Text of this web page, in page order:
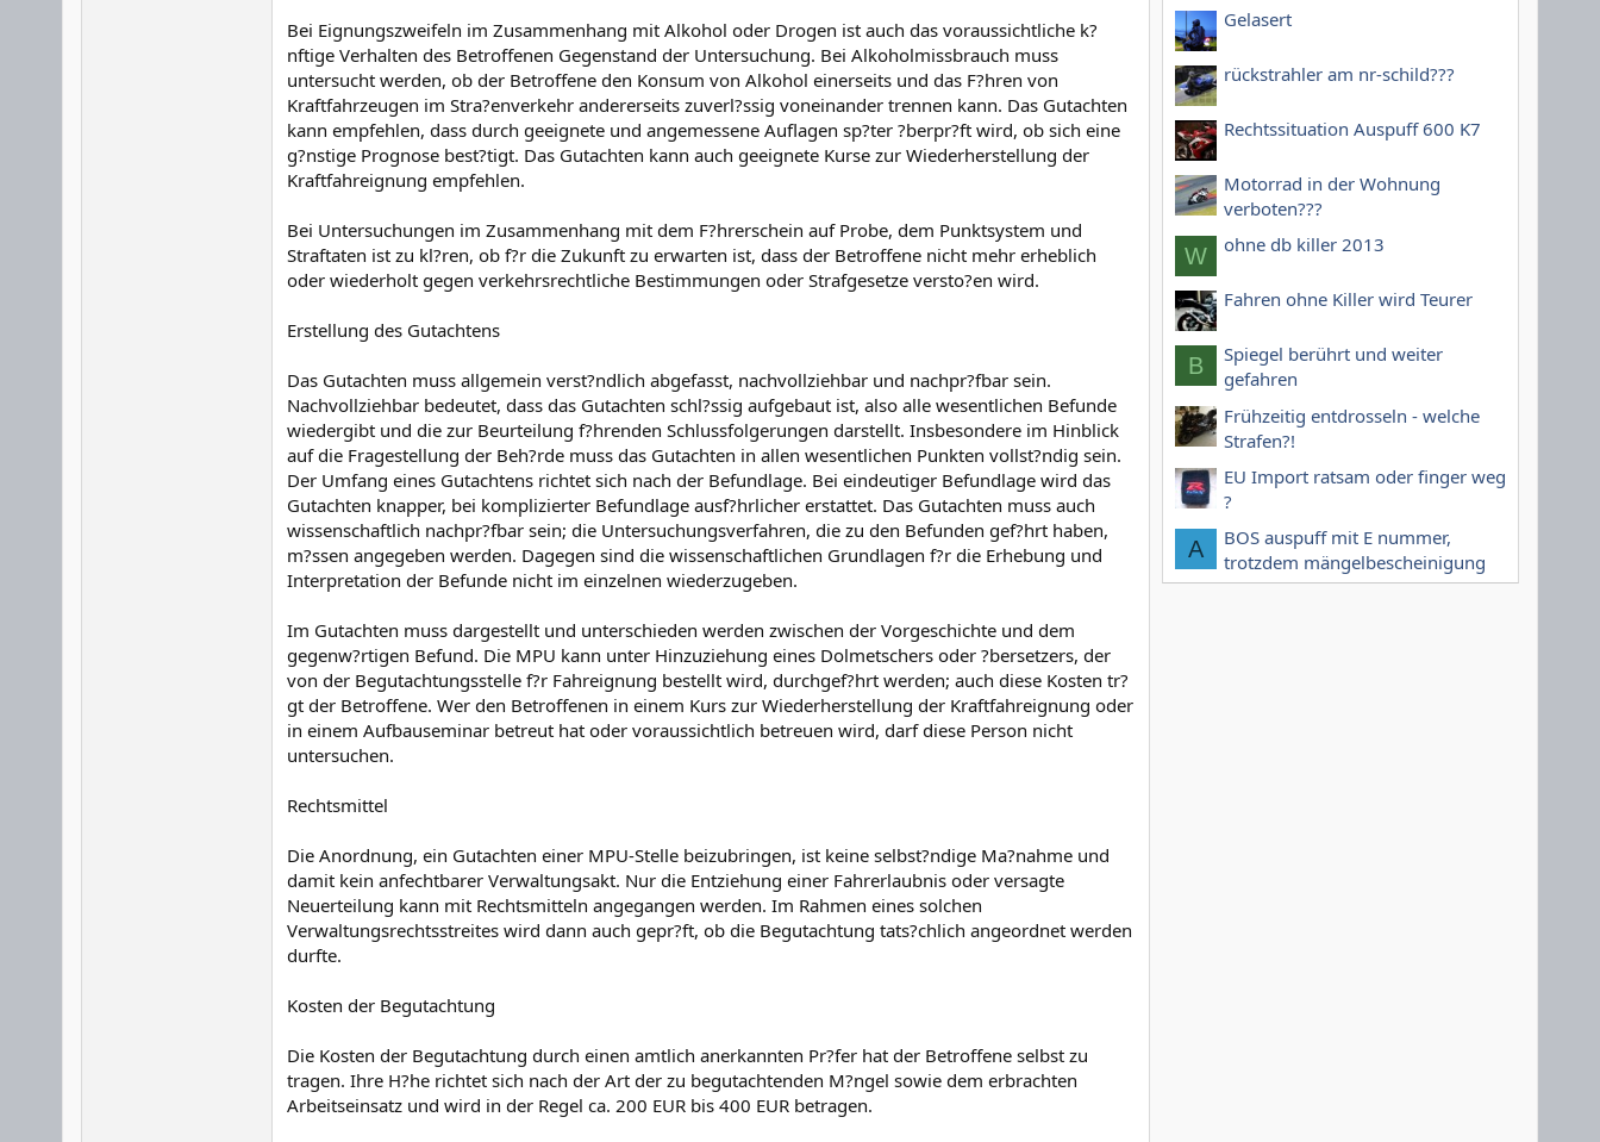
Bei Eignungszweifeln im Zusammenhang mit Alkohol oder Drogen ist auch das voraussichtliche k?
nftige Verhalten des Betroffenen Gegenstand der Untersuchung. Bei Alkoholmissbrauch muss
untersucht werden, ob der Betroffene den Konsum von Alkohol einerseits und das F?hren von
Kraftfahrzeugen im Stra?enverkehr andererseits zuverl?ssig voneinander trennen kann. Das Gutachten
kann empfehlen, dass durch geeignete und angemessene Auflagen sp?ter ?berpr?ft wird, ob sich eine
g?nstige Prognose best?tigt. Das Gutachten kann auch geeignete Kurse zur Wiederherstellung der
Kraftfahreignung empfehlen.
Bei Untersuchungen im Zusammenhang mit dem F?hrerschein auf Probe, dem Punktsystem und
Straftaten ist zu kl?ren, ob f?r die Zukunft zu erwarten ist, dass der Betroffene nicht mehr erheblich
oder wiederholt gegen verkehrsrechtliche Bestimmungen oder Strafgesetze versto?en wird.
Erstellung des Gutachtens
Das Gutachten muss allgemein verst?ndlich abgefasst, nachvollziehbar und nachpr?fbar sein.
Nachvollziehbar bedeutet, dass das Gutachten schl?ssig aufgebaut ist, also alle wesentlichen Befunde
wiedergibt und die zur Beurteilung f?hrenden Schlussfolgerungen darstellt. Insbesondere im Hinblick
auf die Fragestellung der Beh?rde muss das Gutachten in allen wesentlichen Punkten vollst?ndig sein.
Der Umfang eines Gutachtens richtet sich nach der Befundlage. Bei eindeutiger Befundlage wird das
Gutachten knapper, bei komplizierter Befundlage ausf?hrlicher erstattet. Das Gutachten muss auch
wissenschaftlich nachpr?fbar sein; die Untersuchungsverfahren, die zu den Befunden gef?hrt haben,
m?ssen angegeben werden. Dagegen sind die wissenschaftlichen Grundlagen f?r die Erhebung und
Interpretation der Befunde nicht im einzelnen wiederzugeben.
Im Gutachten muss dargestellt und unterschieden werden zwischen der Vorgeschichte und dem
gegenw?rtigen Befund. Die MPU kann unter Hinzuziehung eines Dolmetschers oder ?bersetzers, der
von der Begutachtungsstelle f?r Fahreignung bestellt wird, durchgef?hrt werden; auch diese Kosten tr?
gt der Betroffene. Wer den Betroffenen in einem Kurs zur Wiederherstellung der Kraftfahreignung oder
in einem Aufbauseminar betreut hat oder voraussichtlich betreuen wird, darf diese Person nicht
untersuchen.
Rechtsmittel
Die Anordnung, ein Gutachten einer MPU-Stelle beizubringen, ist keine selbst?ndige Ma?nahme und
damit kein anfechtbarer Verwaltungsakt. Nur die Entziehung einer Fahrerlaubnis oder versagte
Neuerteilung kann mit Rechtsmitteln angegangen werden. Im Rahmen eines solchen
Verwaltungsrechtsstreites wird dann auch gepr?ft, ob die Begutachtung tats?chlich angeordnet werden
durfte.
Kosten der Begutachtung
Die Kosten der Begutachtung durch einen amtlich anerkannten Pr?fer hat der Betroffene selbst zu
tragen. Ihre H?he richtet sich nach der Art der zu begutachtenden M?ngel sowie dem erbrachten
Arbeitseinsatz und wird in der Regel ca. 200 EUR bis 400 EUR betragen.
Gelasert
rückstrahler am nr-schild???
Rechtssituation Auspuff 600 K7
Motorrad in der Wohnung
verboten???
W ohne db killer 2013
Fahren ohne Killer wird Teurer
B
Spiegel berührt und weiter
gefahren
Frühzeitig entdrosseln - welche
Strafen?!
EU Import ratsam oder finger weg
?
A
BOS auspuff mit E nummer,
trotzdem mängelbescheinigung